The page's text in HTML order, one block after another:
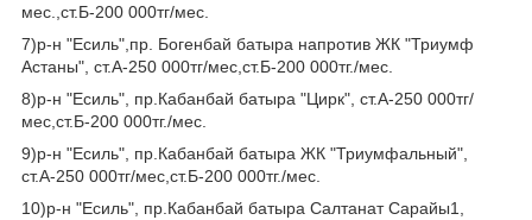
мес.,ст.Б-200 000тг/мес.
7)р-н "Есиль",пр. Богенбай батыра напротив ЖК "Триумф
Астаны", ст.А-250 000тг/мес,ст.Б-200 000тг./мес.
8)р-н "Есиль", пр.Кабанбай батыра "Цирк", ст.А-250 000тг/
мес,ст.Б-200 000тг./мес.
9)р-н "Есиль", пр.Кабанбай батыра ЖК "Триумфальный",
ст.А-250 000тг/мес,ст.Б-200 000тг./мес.
10)р-н "Есиль", пр.Кабанбай батыра Салтанат Сарайы1,